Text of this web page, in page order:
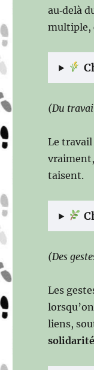
au‑delà
multiple,
(Du
Le
taisent.
(Des
Les
liens,